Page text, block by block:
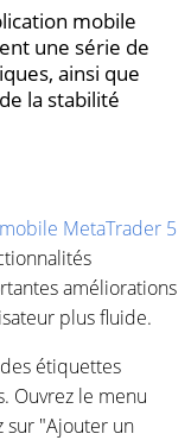
mobile
une série de
ainsi que
la stabilité
MetaTrader 5
améliorations
plus fluide.
étiquettes
Ouvrez le menu
sur "Ajouter un